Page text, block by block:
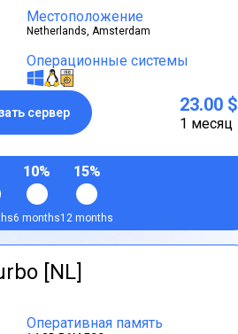
Местоположение
Netherlands, Amsterdam
Операционные системы
сервер 23.00 $
1 месяц
10%
6 months
15%
12 months
[NL]
Оперативная память